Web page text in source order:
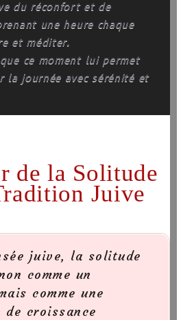
du réconfort et de
une heure chaque
et méditer.
ce moment lui permet
la journée avec sérénité et
de la Solitude
Juive
juive, la solitude
comme un
comme une
croissance